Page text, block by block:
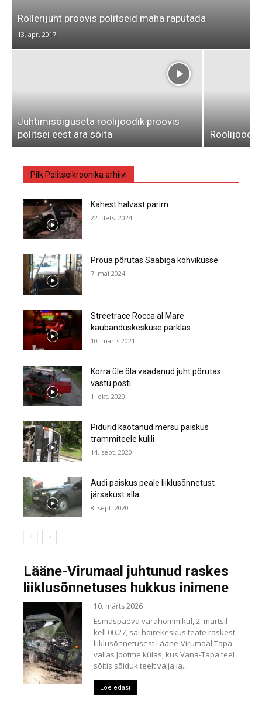
Rollerijuht proovis politseid maha raputada
13. apr. 2017
Juhtimisõiguseta roolijoodik proovis
politsei eest ära sõita
Pilk Politseikroonika arhiivi
Kahest halvast parim
22. dets. 2024
Proua põrutas Saabiga kohvikusse
7. mai 2024
Streetrace Rocca al Mare
kaubanduskeskuse parklas
10. märts 2021
Korra üle õla vaadanud juht põrutas
vastu posti
1. okt. 2020
Pidurid kaotanud mersu paiskus
trammiteele külili
14. sept. 2020
Audi paiskus peale liiklusõnnetust
järsakust alla
8. sept. 2020
Lääne-Virumaal juhtunud raskes
liiklusõnnetuses hukkus inimene
10. märts 2026
Esmaspäeva varahommikul, 2. märtsil
kell 00.27, sai häirekeskus teate raskest
liiklusõnnetusest Lääne-Virumaal Tapa
vallas Jootme külas, kus Vana-Tapa teel
sõitis sõiduk teelt välja ja...
Loe edasi